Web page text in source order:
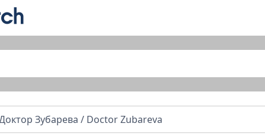
Зубарева / Doctor Zubareva